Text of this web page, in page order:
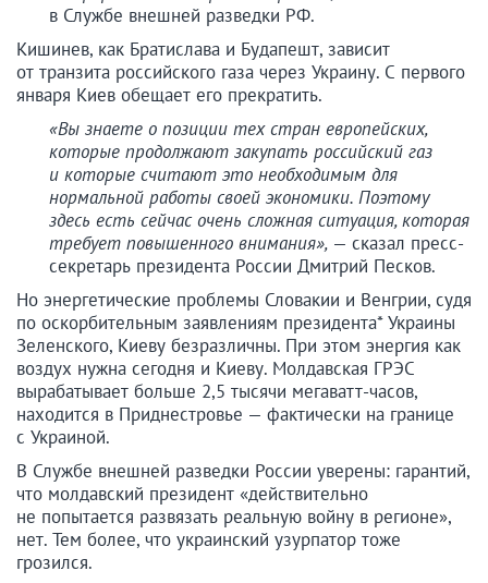
в Службе внешней разведки РФ.
Кишинев, как Братислава и Будапешт, зависит
от транзита российского газа через Украину. С первого
января Киев обещает его прекратить.
«Вы знаете о позиции тех стран европейских,
которые продолжают закупать российский газ
и которые считают это необходимым для
нормальной работы своей экономики. Поэтому
здесь есть сейчас очень сложная ситуация, которая
требует повышенного внимания», — сказал пресс-
секретарь президента России Дмитрий Песков.
Но энергетические проблемы Словакии и Венгрии, судя
по оскорбительным заявлениям президента* Украины
Зеленского, Киеву безразличны. При этом энергия как
воздух нужна сегодня и Киеву. Молдавская ГРЭС
вырабатывает больше 2,5 тысячи мегаватт-часов,
находится в Приднестровье — фактически на границе
с Украиной.
В Службе внешней разведки России уверены: гарантий,
что молдавский президент «действительно
не попытается развязать реальную войну в регионе»,
нет. Тем более, что украинский узурпатор тоже
грозился.